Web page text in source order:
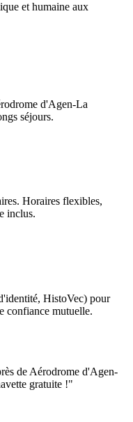
et humaine aux
d'Agen-La
séjours.
Horaires flexibles,
inclus.
HistoVec) pour
confiance mutuelle.
de Aérodrome d'Agen-
gratuite !"